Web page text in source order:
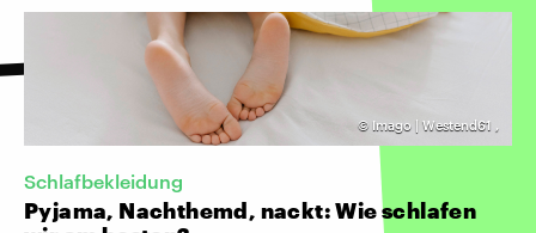
© Imago | Westend61 ,
Schlafbekleidung
Pyjama, Nachthemd, nackt: Wie schlafen